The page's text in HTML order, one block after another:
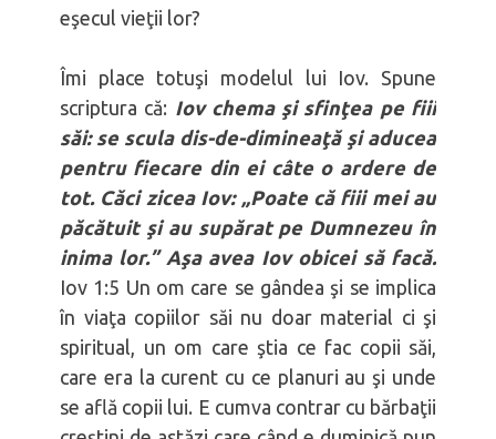
eşecul vieţii lor?
Îmi place totuşi modelul lui Iov. Spune
scriptura că: Iov chema şi sfinţea pe fiii
săi: se scula dis-de-dimineaţă şi aducea
pentru fiecare din ei câte o ardere de
tot. Căci zicea Iov: „Poate că fiii mei au
păcătuit şi au supărat pe Dumnezeu în
inima lor.” Aşa avea Iov obicei să facă.
Iov 1:5 Un om care se gândea şi se implica
în viaţa copiilor săi nu doar material ci şi
spiritual, un om care ştia ce fac copii săi,
care era la curent cu ce planuri au şi unde
se află copii lui. E cumva contrar cu bărbaţii